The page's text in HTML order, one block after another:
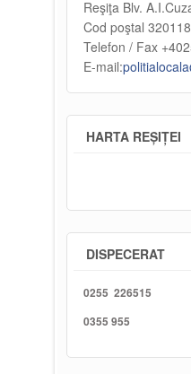
Reşiţa Blv.
Cod poştal 320118
Telefon / Fax
E-mail:
HARTA REȘIȚEI
DISPECERAT
0255 226515
0355 955